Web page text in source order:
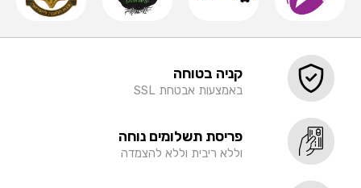
קניה בטוחה
באמצעות אבטחת SSL
פריסת תשלומים נוחה
וללא ריבית וללא להצמדה